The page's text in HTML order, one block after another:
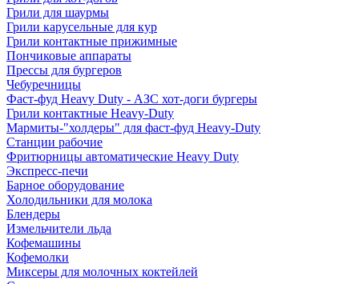
Грили для шаурмы
Грили карусельные для кур
Грили контактные прижимные
Пончиковые аппараты
Прессы для бургеров
Чебуречницы
Фаст-фуд Heavy Duty - АЗС хот-доги бургеры
Грили контактные Heavy-Duty
Мармиты-"холдеры" для фаст-фуд Heavy-Duty
Станции рабочие
Фритюрницы автоматические Heavy Duty
Экспресс-печи
Барное оборудование
Холодильники для молока
Блендеры
Измельчители льда
Кофемашины
Кофемолки
Миксеры для молочных коктейлей